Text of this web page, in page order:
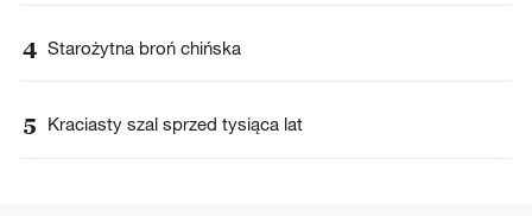
4 Starożytna broń chińska
5 Kraciasty szal sprzed tysiąca lat